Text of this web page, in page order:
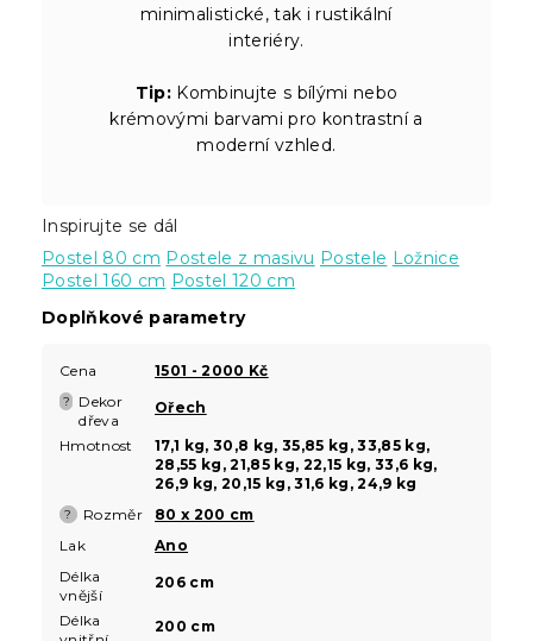
minimalistické, tak i rustikální
interiéry.
Tip: Kombinujte s bílými nebo
krémovými barvami pro kontrastní a
moderní vzhled.
Inspirujte se dál
Postel 80 cm Postele z masivu Postele Ložnice
Postel 160 cm Postel 120 cm
Doplňkové parametry
Cena 1501 - 2000 Kč
?
Dekor
dřeva
Ořech
Hmotnost
17,1 kg, 30,8 kg, 35,85 kg, 33,85 kg,
28,55 kg, 21,85 kg, 22,15 kg, 33,6 kg,
26,9 kg, 20,15 kg, 31,6 kg, 24,9 kg
? Rozměr
80 x 200 cm
Lak
Ano
Délka
vnější
206 cm
Délka
200 cm